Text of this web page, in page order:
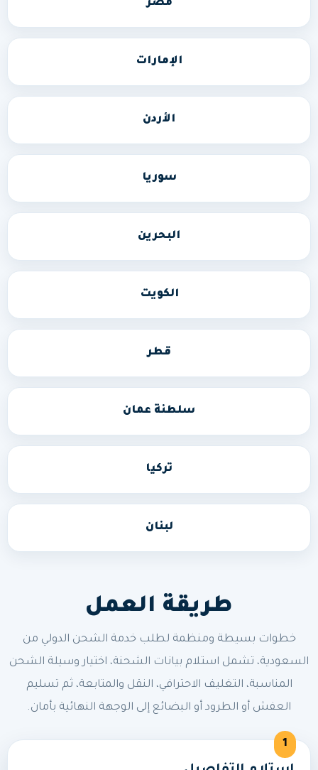
مصر
الإمارات
الأردن
سوريا
البحرين
الكويت
قطر
سلطنة عمان
تركيا
لبنان
طريقة العمل
خطوات بسيطة ومنظمة لطلب خدمة الشحن الدولي من
السعودية، تشمل استلام بيانات الشحنة، اختيار وسيلة الشحن
المناسبة، التغليف الاحترافي، النقل والمتابعة، ثم تسليم
العفش أو الطرود أو البضائع إلى الوجهة النهائية بأمان.